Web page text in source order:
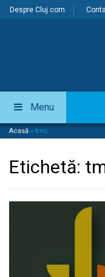
Despre Cluj.com
Menu
Acasă » tmc
Etichetă: